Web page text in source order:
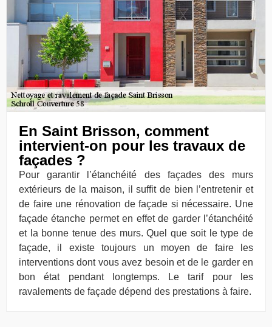
En Saint Brisson, comment
intervient-on pour les travaux de
façades ?
Pour garantir l’étanchéité des façades des murs
extérieurs de la maison, il suffit de bien l’entretenir et
de faire une rénovation de façade si nécessaire. Une
façade étanche permet en effet de garder l’étanchéité
et la bonne tenue des murs. Quel que soit le type de
façade, il existe toujours un moyen de faire les
interventions dont vous avez besoin et de le garder en
bon état pendant longtemps. Le tarif pour les
ravalements de façade dépend des prestations à faire.